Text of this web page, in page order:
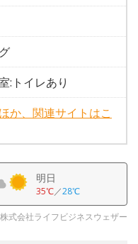
:トイレあり
か、関連サイトはこ
明日
35℃／28℃
式会社ライフビジネスウェザー